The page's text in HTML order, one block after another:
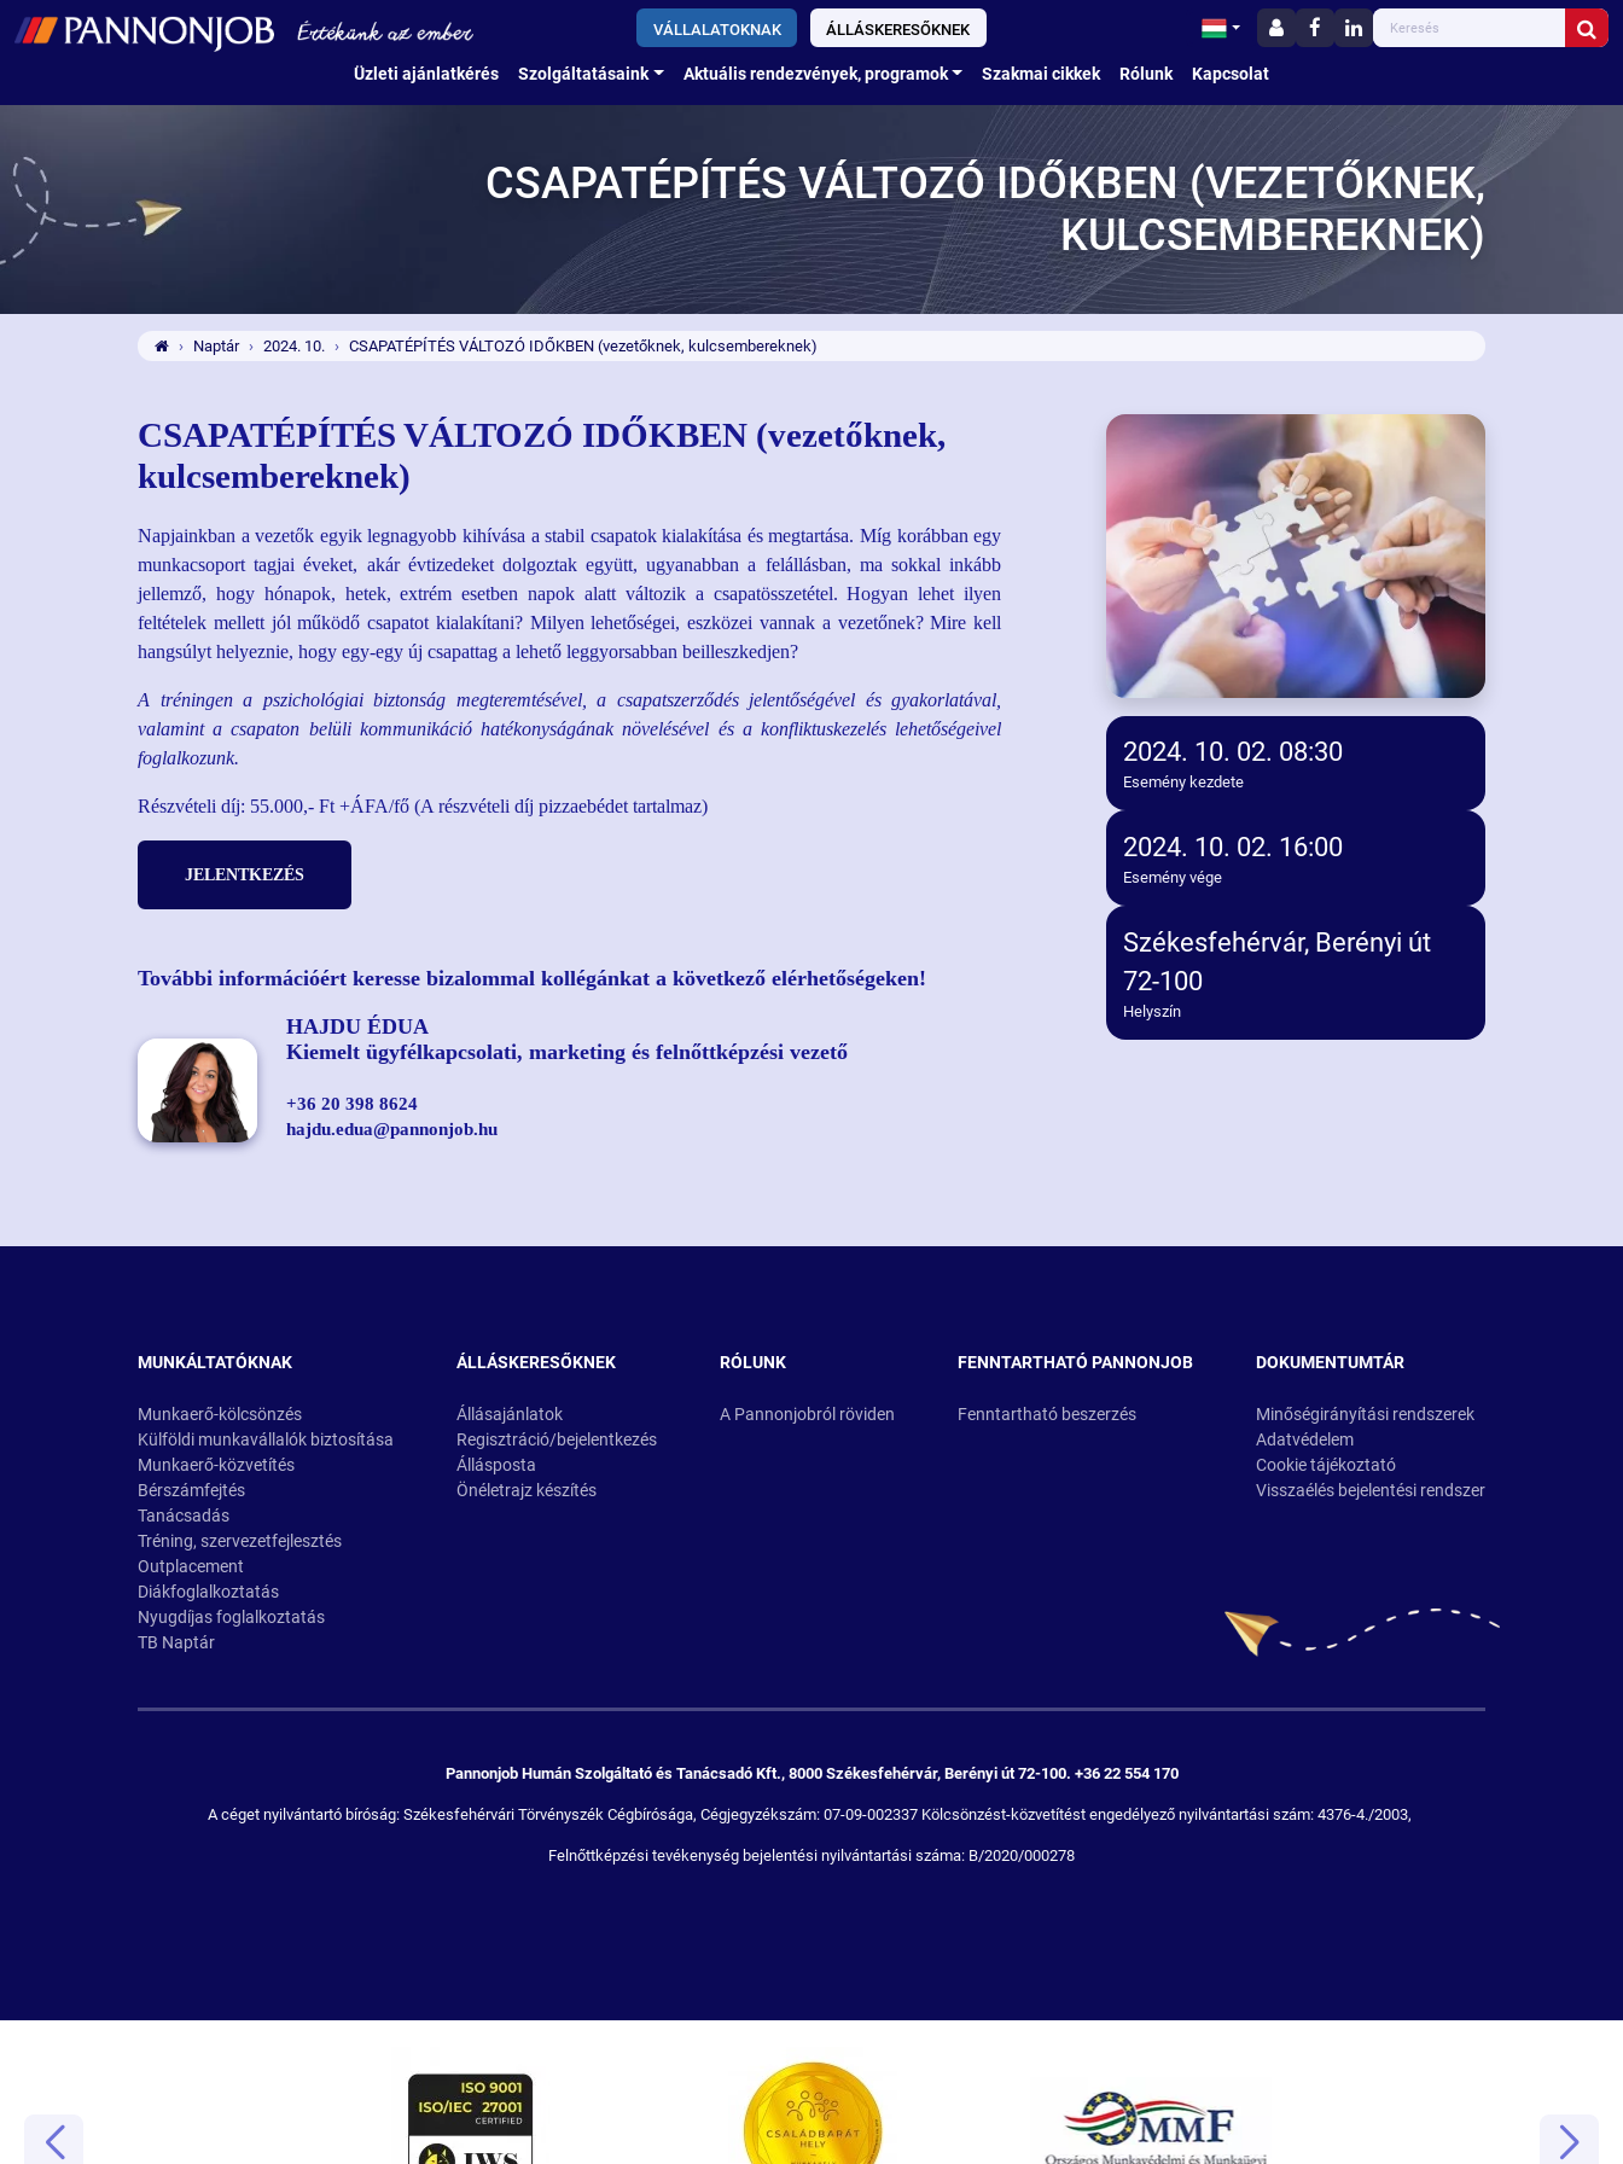
VÁLLALATOKNAK ÁLLÁSKERESŐKNEK
Üzleti ajánlatkérés Szolgáltatásaink Aktuális rendezvények, programok Szakmai cikkek Rólunk Kapcsolat
CSAPATÉPÍTÉS VÁLTOZÓ IDŐKBEN (VEZETŐKNEK,
KULCSEMBEREKNEK)
Naptár 2024. 10. CSAPATÉPÍTÉS VÁLTOZÓ IDŐKBEN (vezetőknek, kulcsembereknek)
CSAPATÉPÍTÉS VÁLTOZÓ IDŐKBEN (vezetőknek,
kulcsembereknek)
Napjainkban a vezetők egyik legnagyobb kihívása a stabil csapatok kialakítása és megtartása. Míg korábban egy
munkacsoport tagjai éveket, akár évtizedeket dolgoztak együtt, ugyanabban a felállásban, ma sokkal inkább
jellemző, hogy hónapok, hetek, extrém esetben napok alatt változik a csapatösszetétel. Hogyan lehet ilyen
feltételek mellett jól működő csapatot kialakítani? Milyen lehetőségei, eszközei vannak a vezetőnek? Mire kell
hangsúlyt helyeznie, hogy egy-egy új csapattag a lehető leggyorsabban beilleszkedjen?
A tréningen a pszichológiai biztonság megteremtésével, a csapatszerződés jelentőségével és gyakorlatával,
valamint a csapaton belüli kommunikáció hatékonyságának növelésével és a konfliktuskezelés lehetőségeivel
foglalkozunk.
Részvételi díj: 55.000,- Ft +ÁFA/fő (A részvételi díj pizzaebédet tartalmaz)
JELENTKEZÉS
További információért keresse bizalommal kollégánkat a következő elérhetőségeken!
HAJDU ÉDUA
Kiemelt ügyfélkapcsolati, marketing és felnőttképzési vezető
+36 20 398 8624
hajdu.edua@pannonjob.hu
Esemény kezdete
2024. 10. 02. 08:30
Esemény vége
2024. 10. 02. 16:00
Helyszín
Székesfehérvár, Berényi út
72-100
MUNKÁLTATÓKNAK
Munkaerő-kölcsönzés
Külföldi munkavállalók biztosítása
Munkaerő-közvetítés
Bérszámfejtés
Tanácsadás
Tréning, szervezetfejlesztés
Outplacement
Diákfoglalkoztatás
Nyugdíjas foglalkoztatás
TB Naptár
ÁLLÁSKERESŐKNEK
Állásajánlatok
Regisztráció/bejelentkezés
Állásposta
Önéletrajz készítés
RÓLUNK
A Pannonjobról röviden
FENNTARTHATÓ PANNONJOB
Fenntartható beszerzés
DOKUMENTUMTÁR
Minőségirányítási rendszerek
Adatvédelem
Cookie tájékoztató
Visszaélés bejelentési rendszer
Pannonjob Humán Szolgáltató és Tanácsadó Kft., 8000 Székesfehérvár, Berényi út 72-100. +36 22 554 170
A céget nyilvántartó bíróság: Székesfehérvári Törvényszék Cégbírósága, Cégjegyzékszám: 07-09-002337 Kölcsönzést-közvetítést engedélyező nyilvántartási szám: 4376-4./2003,
Felnőttképzési tevékenység bejelentési nyilvántartási száma: B/2020/000278